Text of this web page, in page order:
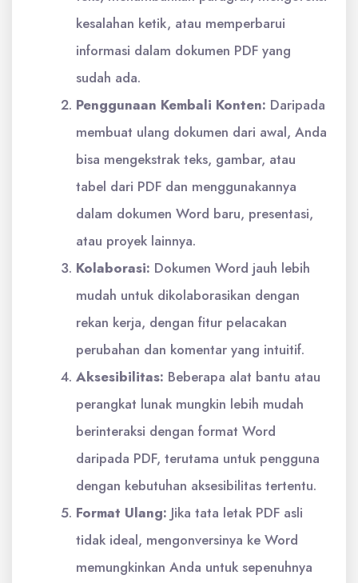
kesalahan ketik, atau memperbarui
informasi dalam dokumen PDF yang
sudah ada.
Penggunaan Kembali Konten: Daripada
membuat ulang dokumen dari awal, Anda
bisa mengekstrak teks, gambar, atau
tabel dari PDF dan menggunakannya
dalam dokumen Word baru, presentasi,
atau proyek lainnya.
Kolaborasi: Dokumen Word jauh lebih
mudah untuk dikolaborasikan dengan
rekan kerja, dengan fitur pelacakan
perubahan dan komentar yang intuitif.
Aksesibilitas: Beberapa alat bantu atau
perangkat lunak mungkin lebih mudah
berinteraksi dengan format Word
daripada PDF, terutama untuk pengguna
dengan kebutuhan aksesibilitas tertentu.
Format Ulang: Jika tata letak PDF asli
tidak ideal, mengonversinya ke Word
memungkinkan Anda untuk sepenuhnya